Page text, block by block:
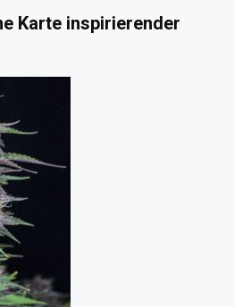
Karte inspirierender